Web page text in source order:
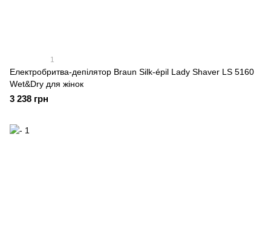
1
Електробритва-депілятор Braun Silk-épil Lady Shaver LS 5160
Wet&Dry для жінок
3 238 грн